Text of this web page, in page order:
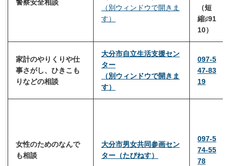
警察安全相談
（別ウィンドウで開きま
す）
（短
縮♯91
10）
家計のやりくりや仕
事さがし、ひきこも
りなどの相談
大分市自立生活支援セン
ター
（別ウィンドウで開きま
す）
097-5
47-83
19
女性のためのなんで
も相談
大分市男女共同参画セン
ター（たぴねす）
097-5
74-55
78